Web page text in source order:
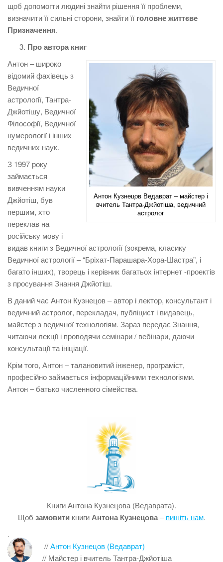
щоб допомогти людині знайти рішення її проблеми,
визначити її сильні сторони, знайти її головне життєве
Призначення.
Про автора книг
Антон Кузнецов Ведаврат – майстер і
вчитель Тантра-Джйотіша, ведичний
астролог
Антон – широко
відомий фахівець з
Ведичної
астрології, Тантра-
Джйотішу, Ведичної
Філософії, Ведичної
нумерології і інших
ведичних наук.
З 1997 року
займається
вивченням науки
Джйотіш, був
першим, хто
переклав на
російську мову і
видав книги з Ведичної астрології (зокрема, класику
Ведичної астрології – “Бріхат-Парашара-Хора-Шастра”, і
багато інших), творець і керівник багатьох інтернет -проектів
з просування Знання Джйотіш.
В даний час Антон Кузнецов – автор і лектор, консультант і
ведичний астролог, перекладач, публіцист і видавець,
майстер з ведичної технологіям. Зараз передає Знання,
читаючи лекції і проводячи семінари / вебінари, даючи
консультації та ініціації.
Крім того, Антон – талановитий інженер, програміст,
професійно займається інформаційними технологіями.
Антон – батько численного сімейства.
Книги Антона Кузнецова (Ведаврата).
Щоб замовитикнигиАнтона Кузнецова–пишіть нам.
.
//Антон Кузнецов (Ведаврат)
// Майстер і вчитель Тантра-Джйотіша